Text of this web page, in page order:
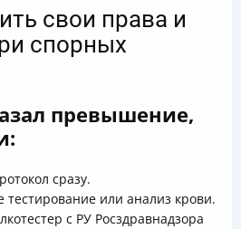
свои права и
спорных
превышение,
сразу.
тестирование или анализ крови.
с РУ Росздравнадзора